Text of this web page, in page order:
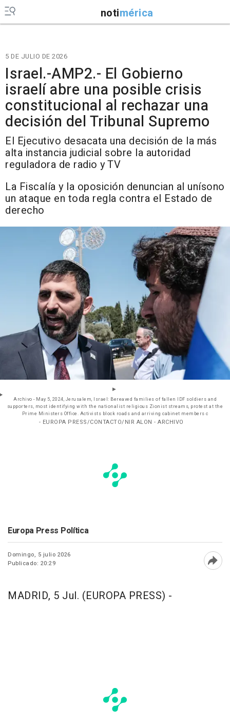
notimérica
5 DE JULIO DE 2026
Israel.-AMP2.- El Gobierno
israelí abre una posible crisis
constitucional al rechazar una
decisión del Tribunal Supremo
El Ejecutivo desacata una decisión de la más
alta instancia judicial sobre la autoridad
reguladora de radio y TV
La Fiscalía y la oposición denuncian al unísono
un ataque en toda regla contra el Estado de
derecho
Archivo - May 5, 2024, Jerusalem, Israel: Bereaved families of fallen IDF soldiers and
supporters, most identifying with the nationalist religious Zionist streams, protest at the
Prime Ministers Office. Activists block roads and arriving cabinet members c
- EUROPA PRESS/CONTACTO/NIR ALON - ARCHIVO
Europa Press Política
Domingo, 5 julio 2026
Publicado: 20:29
MADRID, 5 Jul. (EUROPA PRESS) -